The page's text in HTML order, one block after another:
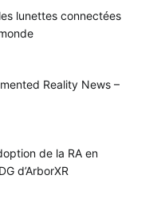
lunettes connectées
Reality News –
de la RA en
d’ArborXR